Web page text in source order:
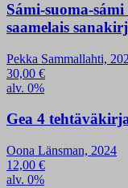
Sámi-suoma-
saamelais
Pekka Sammallahti,
30,00 €
alv. 0%
Gea 4
Oona Länsman, 2024
12,00 €
alv. 0%